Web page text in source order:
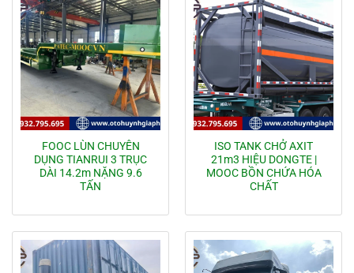
FOOC LÙN CHUYÊN
DỤNG TIANRUI 3 TRỤC
DÀI 14.2m NẶNG 9.6
TẤN
ISO TANK CHỞ AXIT
21m3 HIỆU DONGTE |
MOOC BỒN CHỨA HÓA
CHẤT